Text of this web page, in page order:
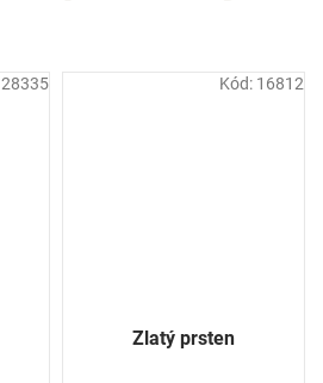
28335
Zlatý prsten
Kód: 16812